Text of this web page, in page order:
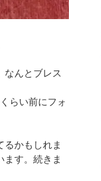
なんとブレス
らい前にフォ
るかもしれま
す。続きま